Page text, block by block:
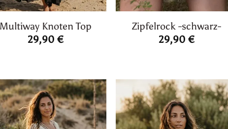
Knoten Top
29,90 €
Zipfelrock -schwarz-
29,90€